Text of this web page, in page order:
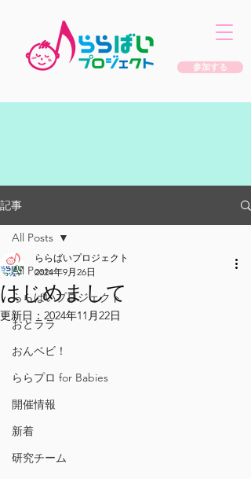
参加する
記事
All Posts
ららばいプロジェクト
おとララ
おんベビ！
ららプロ for Babies
開催情報
新着
研究チーム
All Posts
はじめまして
ららばいプロジェクト
2024年9月26日
更新日： 2024年11月22日